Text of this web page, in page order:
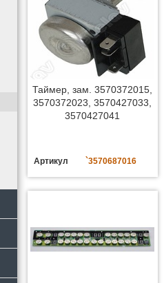
Таймер, зам. 3570372015,
3570372023, 3570427033,
3570427041
Артикул `3570687016